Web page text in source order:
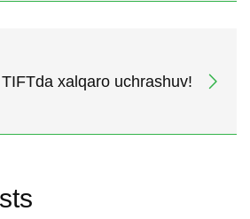
TIFTda xalqaro uchrashuv!